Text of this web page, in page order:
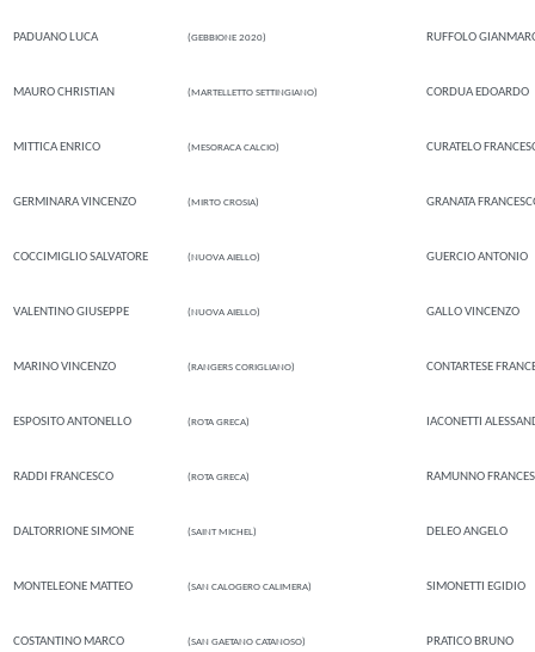
PADUANO LUCA (GEBBIONE 2020) RUFFOLO
MAURO CHRISTIAN (MARTELLETTO SETTINGIANO) CORDUA EDOARDO
MITTICA ENRICO (MESORACA CALCIO) CURATELO
GERMINARA VINCENZO (MIRTO CROSIA) GRANATA
COCCIMIGLIO SALVATORE (NUOVA AIELLO) GUERCIO ANTONIO
VALENTINO GIUSEPPE (NUOVA AIELLO) GALLO VINCENZO
MARINO VINCENZO (RANGERS CORIGLIANO) CONTARTESE
ESPOSITO ANTONELLO (ROTA GRECA) IACONETTI
RADDI FRANCESCO (ROTA GRECA) RAMUNNO
DALTORRIONE SIMONE (SAINT MICHEL) DELEO ANGELO
MONTELEONE MATTEO (SAN CALOGERO CALIMERA) SIMONETTI EGIDIO
COSTANTINO MARCO (SAN GAETANO CATANOSO) PRATICO BRUNO